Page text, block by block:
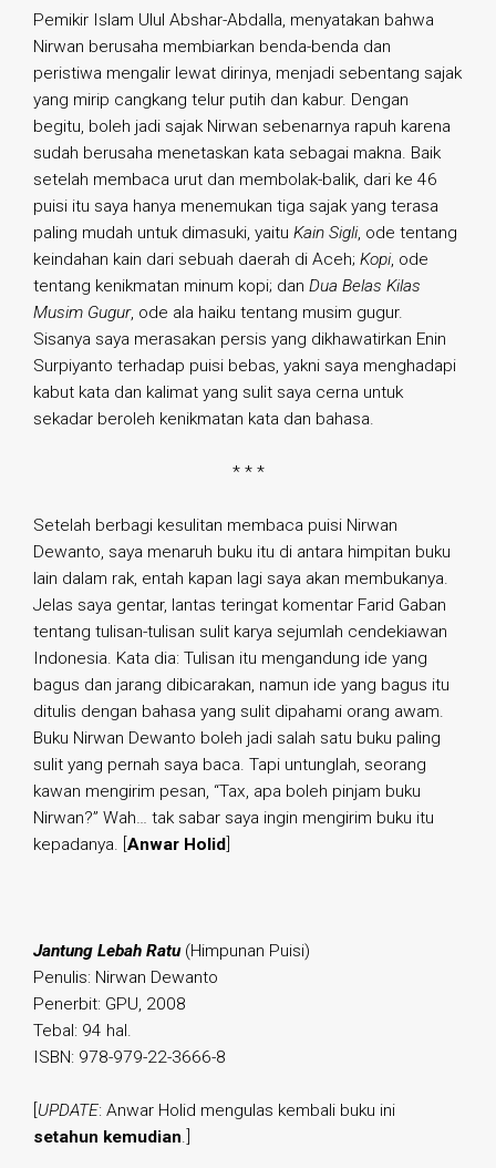
Pemikir Islam Ulul Abshar-Abdalla, menyatakan bahwa
Nirwan berusaha membiarkan benda-benda dan
peristiwa mengalir lewat dirinya, menjadi sebentang sajak
yang mirip cangkang telur putih dan kabur. Dengan
begitu, boleh jadi sajak Nirwan sebenarnya rapuh karena
sudah berusaha menetaskan kata sebagai makna. Baik
setelah membaca urut dan membolak-balik, dari ke 46
puisi itu saya hanya menemukan tiga sajak yang terasa
paling mudah untuk dimasuki, yaitu Kain Sigli, ode tentang
keindahan kain dari sebuah daerah di Aceh; Kopi, ode
tentang kenikmatan minum kopi; dan Dua Belas Kilas
Musim Gugur, ode ala haiku tentang musim gugur.
Sisanya saya merasakan persis yang dikhawatirkan Enin
Surpiyanto terhadap puisi bebas, yakni saya menghadapi
kabut kata dan kalimat yang sulit saya cerna untuk
sekadar beroleh kenikmatan kata dan bahasa.
* * *
Setelah berbagi kesulitan membaca puisi Nirwan
Dewanto, saya menaruh buku itu di antara himpitan buku
lain dalam rak, entah kapan lagi saya akan membukanya.
Jelas saya gentar, lantas teringat komentar Farid Gaban
tentang tulisan-tulisan sulit karya sejumlah cendekiawan
Indonesia. Kata dia: Tulisan itu mengandung ide yang
bagus dan jarang dibicarakan, namun ide yang bagus itu
ditulis dengan bahasa yang sulit dipahami orang awam.
Buku Nirwan Dewanto boleh jadi salah satu buku paling
sulit yang pernah saya baca. Tapi untunglah, seorang
kawan mengirim pesan, “Tax, apa boleh pinjam buku
Nirwan?” Wah… tak sabar saya ingin mengirim buku itu
kepadanya. [ Anwar Holid
Jantung Lebah Ratu(Himpunan Puisi)
Penulis: Nirwan Dewanto
Penerbit: GPU, 2008
Tebal: 94 hal.
ISBN: 978-979-22-3666-8
UPDATE: Anwar Holid mengulas kembali buku ini
setahun kemudian.]